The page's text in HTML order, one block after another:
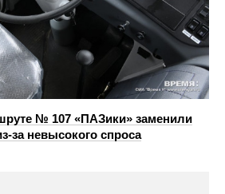
№ 107 «ПАЗики» заменили
невысокого спроса